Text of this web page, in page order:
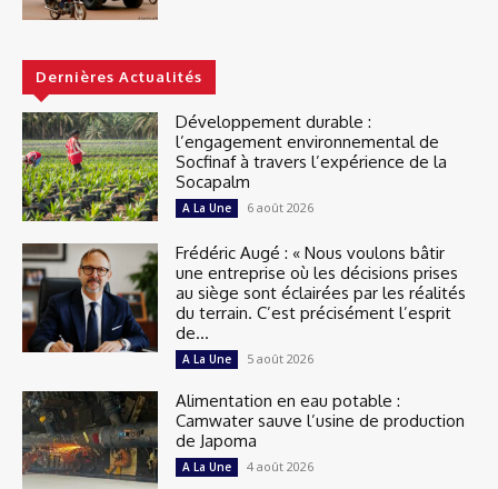
Dernières Actualités
Développement durable :
l’engagement environnemental de
Socfinaf à travers l’expérience de la
Socapalm
A La Une 6 août 2026
Frédéric Augé : « Nous voulons bâtir
une entreprise où les décisions prises
au siège sont éclairées par les réalités
du terrain. C’est précisément l’esprit
de...
A La Une 5 août 2026
Alimentation en eau potable :
Camwater sauve l’usine de production
de Japoma
A La Une 4 août 2026